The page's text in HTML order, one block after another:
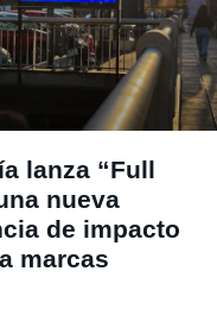
lanza “Full
nueva
de impacto
marcas